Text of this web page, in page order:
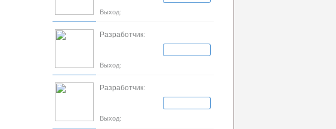
Выход:
Разработчик:
Выход:
Разработчик:
Выход: